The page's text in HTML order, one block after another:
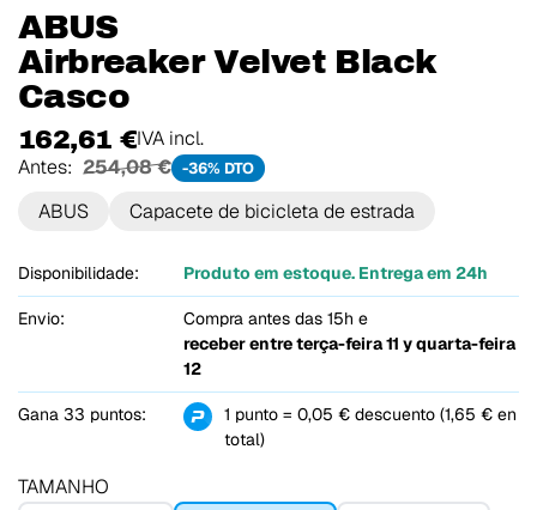
ABUS
Airbreaker Velvet Black
Casco
162,61 €IVA incl.
Antes: 254,08 € -36% DTO
ABUS Capacete de bicicleta de estrada
Disponibilidade: Produto em estoque. Entrega em 24h
Envio:
Compra antes das 15h e
receber entreterça-feira 11 y quarta-feira
12
Gana 33 puntos:
1 punto = 0,05 € descuento (1,65 € en
total)
TAMANHO